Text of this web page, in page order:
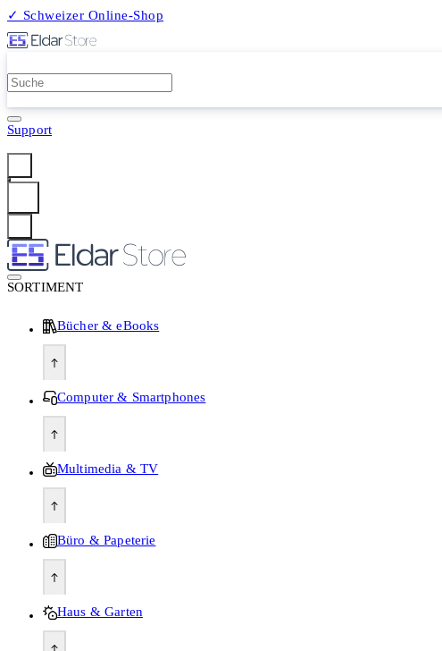
✓ Schweizer Online-Shop
Support
SORTIMENT
Bücher & eBooks
Computer & Smartphones
Multimedia & TV
Büro & Papeterie
Haus & Garten